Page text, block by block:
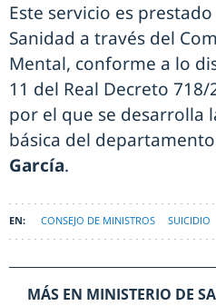
Este servicio es
Sanidad a través del
Mental, conforme a lo
11 del Real Decreto
por el que se desarrolla
básica del
García.
CONSEJO DE MINISTROS SUICIDIO
MÁS EN MINISTERIO DE